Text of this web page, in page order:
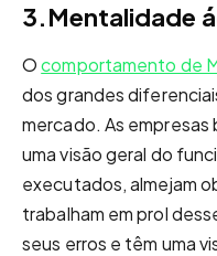
3.Mentalidade
Ocomportamento de
dos grandes
mercado. As
uma visão geral do
executados, almejam
trabalham em prol
seus erros e têm uma